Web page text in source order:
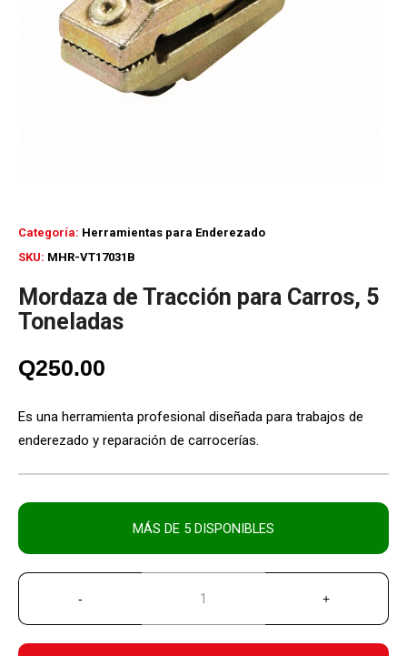
SKU: MHR-VT17031B
Categoría: Herramientas para Enderezado
Mordaza de Tracción para Carros, 5
Toneladas
Q250.00
Es una herramienta profesional diseñada para trabajos de
enderezado y reparación de carrocerías.
MÁS DE 5 DISPONIBLES